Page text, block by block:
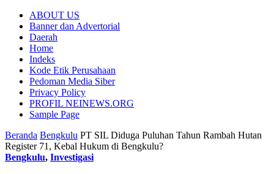
ABOUT US
Banner dan Advertorial
Daerah
Home
Indeks
Kode Etik Perusahaan
Pedoman Media Siber
Privacy Policy
PROFIL NEINEWS.ORG
Sample Page
Beranda Bengkulu PT SIL Diduga Puluhan Tahun Rambah Hutan
Register 71, Kebal Hukum di Bengkulu?
Bengkulu, Investigasi